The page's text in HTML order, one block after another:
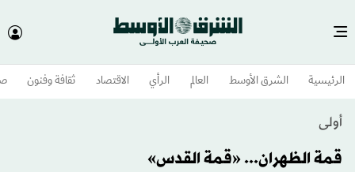
الرئيسية الشرق الأوسط​ العالم الرأي الاقتصاد ثقافة وفنون
أولى
قمة الظهران... «قمة القدس»